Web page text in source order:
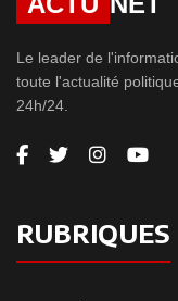
Le leader de
toute l'actualité
24h/24.
RUBRIQUES